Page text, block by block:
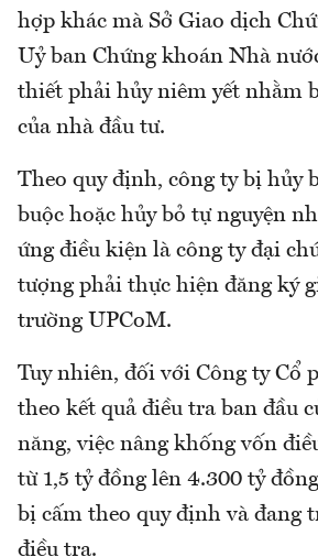
hợp khác mà Sở Giao dịch
Uỷ ban Chứng khoán Nhà
thiết phải hủy niêm yết nhằm
của nhà đầu tư.
Theo quy định, công ty bị hủy
buộc hoặc hủy bỏ tự nguyện
ứng điều kiện là công ty đại
tượng phải thực hiện đăng ký
trường UPCoM.
Tuy nhiên, đối với Công ty Cổ
theo kết quả điều tra ban đầu
năng, việc nâng khống vốn
từ 1,5 tỷ đồng lên 4.300 tỷ
bị cấm theo quy định và đang
điều tra.